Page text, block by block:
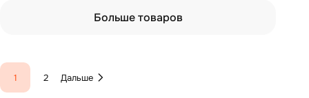
Больше товаров
1 2 Дальше